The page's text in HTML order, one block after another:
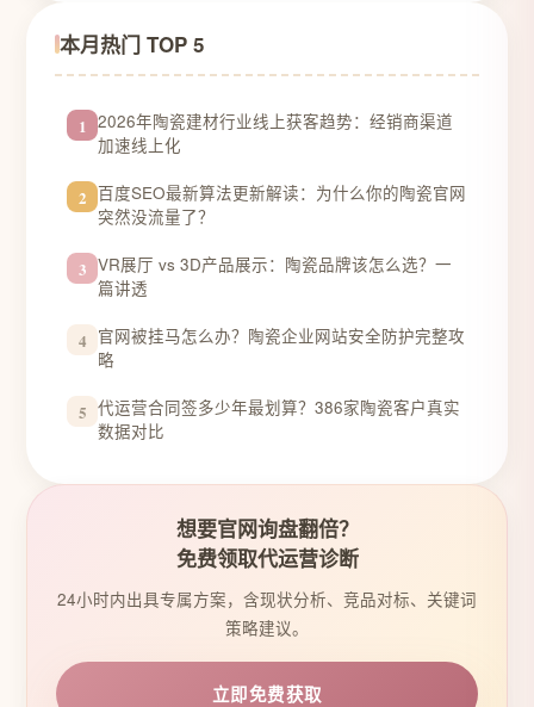
本月热门 TOP 5
1 2026年陶瓷建材行业线上获客趋势：经销商渠道
加速线上化
2 百度SEO最新算法更新解读：为什么你的陶瓷官网
突然没流量了？
3 VR展厅 vs 3D产品展示：陶瓷品牌该怎么选？一
篇讲透
4 官网被挂马怎么办？陶瓷企业网站安全防护完整攻
略
5 代运营合同签多少年最划算？386家陶瓷客户真实
数据对比
想要官网询盘翻倍？
免费领取代运营诊断
24小时内出具专属方案，含现状分析、竞品对标、关键词
策略建议。
立即免费获取